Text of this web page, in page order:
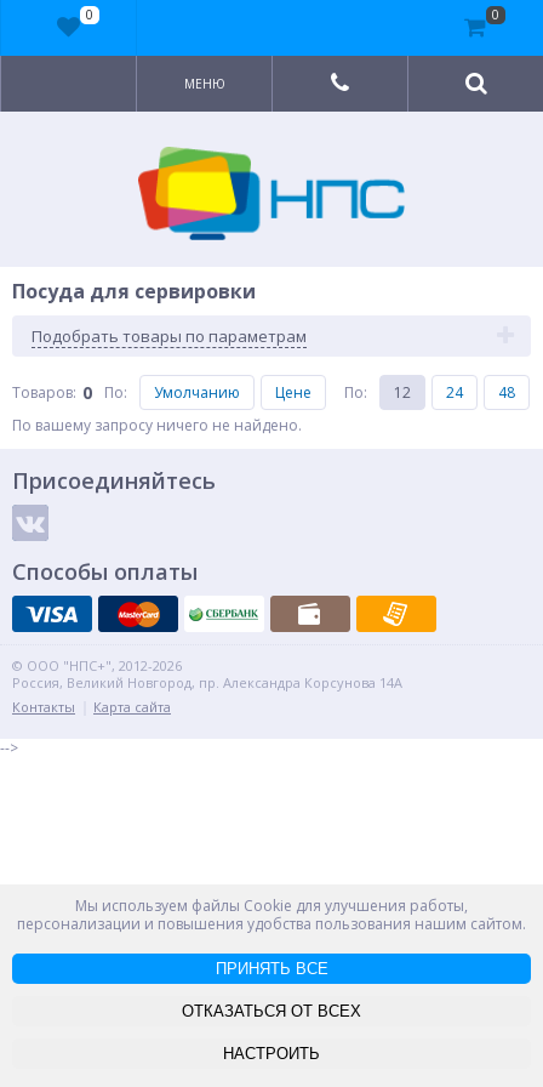
МЕНЮ
Посуда для сервировки
Подобрать товары по параметрам
Товаров: 0 По: Умолчанию Цене По: 12 24
48
По вашему запросу ничего не найдено.
Мы используем файлы Cookie для улучшения работы,
персонализации и повышения удобства пользования нашим сайтом.
ПРИНЯТЬ ВСЕ
ОТКАЗАТЬСЯ ОТ ВСЕХ
НАСТРОИТЬ
Присоединяйтесь
Способы оплаты
© ООО "НПС+", 2012-2026
Россия, Великий Новгород, пр. Александра Корсунова 14А
Контакты
Карта сайта
0 0
-->